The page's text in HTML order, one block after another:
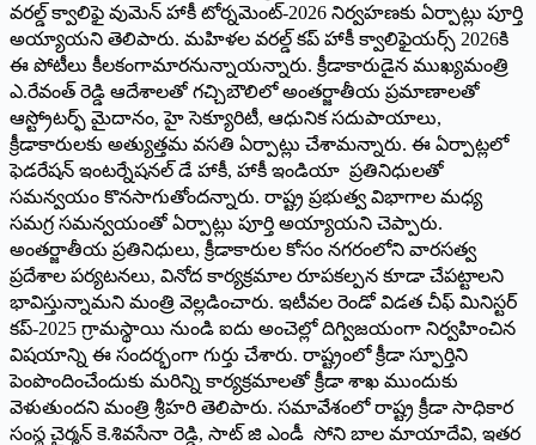
వరల్డ్ క్వాలిఫై వుమెన్ హాకీ టోర్నమెంట్-2026 నిర్వహణకు ఏర్పాట్లు పూర్తి
అయ్యాయని తెలిపారు. మహిళల వరల్డ్ కప్ హాకీ క్వాలిఫైయర్స్ 2026కి
ఈ పోటీలు కీలకంగామారనున్నాయన్నారు. క్రీడాకారుడైన ముఖ్యమంత్రి
ఎ.రేవంత్ రెడ్డి ఆదేశాలతో గచ్చిబౌలిలో అంతర్జాతీయ ప్రమాణాలతో
ఆస్ట్రోటర్ఫ్ మైదానం, హై సెక్యూరిటీ, ఆధునిక సదుపాయాలు,
క్రీడాకారులకు అత్యుత్తమ వసతి ఏర్పాట్లు చేశామన్నారు. ఈ ఏర్పాట్లలో
ఫెడరేషన్ ఇంటర్నేషనల్ డే హాకీ, హాకీ ఇండియా ప్రతినిధులతో
సమన్వయం కొనసాగుతోందన్నారు. రాష్ట్ర ప్రభుత్వ విభాగాల మధ్య
సమగ్ర సమన్వయంతో ఏర్పాట్లు పూర్తి అయ్యాయని చెప్పారు.
అంతర్జాతీయ ప్రతినిధులు, క్రీడాకారుల కోసం నగరంలోని వారసత్వ
ప్రదేశాల పర్యటనలు, వినోద కార్యక్రమాల రూపకల్పన కూడా చేపట్టాలని
భావిస్తున్నామని మంత్రి వెల్లడించారు. ఇటీవల రెండో విడత చీఫ్ మినిస్టర్
కప్-2025 గ్రామస్థాయి నుండి ఐదు అంచెల్లో దిగ్విజయంగా నిర్వహించిన
విషయాన్ని ఈ సందర్భంగా గుర్తు చేశారు. రాష్ట్రంలో క్రీడా స్ఫూర్తిని
పెంపొందించేందుకు మరిన్ని కార్యక్రమాలతో క్రీడా శాఖ ముందుకు
వెళుతుందని మంత్రి శ్రీహరి తెలిపారు. సమావేశంలో రాష్ట్ర క్రీడా సాధికార
సంస్థ చైర్మన్ కె.శివసేనా రెడ్డి, సాట్ జి ఎండీ సోని బాల మాయాదేవి, ఇతర